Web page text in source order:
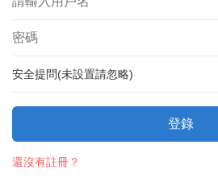
安全提問(未設置請忽略)
登錄
還沒有註冊？